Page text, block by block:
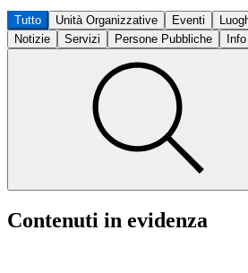
Tutto Unità Organizzative Eventi
Notizie
Servizi Persone Pubbliche
Contenuti in evidenza